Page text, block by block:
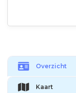
Overzicht
Kaart